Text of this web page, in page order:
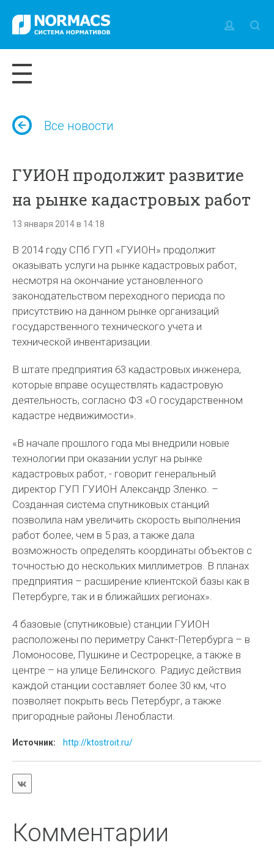
Все новости
ГУИОН продолжит развитие
на рынке кадастровых работ
13 января 2014 в 14:18
В 2014 году СПб ГУП «ГУИОН» продолжит
оказывать услуги на рынке кадастровых работ,
несмотря на окончание установленного
законодательством переходного периода по
присутствию на данном рынке организаций
государственного технического учета и
технической инвентаризации.
В штате предприятия 63 кадастровых инженера,
которые вправе осуществлять кадастровую
деятельность, согласно ФЗ «О государственном
кадастре недвижимости».
«В начале прошлого года мы внедрили новые
технологии при оказании услуг на рынке
кадастровых работ, - говорит генеральный
директор ГУП ГУИОН Александр Зленко. –
Созданная система спутниковых станций
позволила нам увеличить скорость выполнения
работ более, чем в 5 раз, а также дала
возможность определять координаты объектов с
точностью до нескольких миллиметров. В планах
предприятия – расширение клиентской базы как в
Петербурге, так и в ближайших регионах».
4 базовые (спутниковые) станции ГУИОН
расположены по периметру Санкт-Петербурга – в
Ломоносове, Пушкине и Сестрорецке, а также в
центре – на улице Белинского. Радиус действия
каждой станции составляет более 30 км, что
позволяет покрыть весь Петербург, а также
пригородные районы Ленобласти.
Источник: http://ktostroit.ru/
Комментарии